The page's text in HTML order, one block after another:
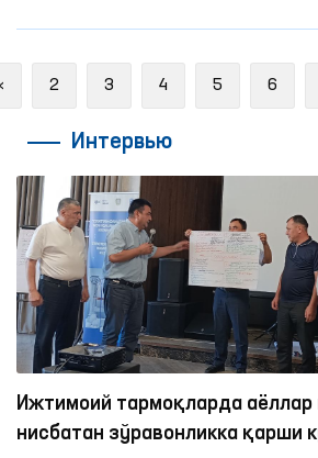
Previous
2 3 4 5 6
Интервью
Ижтимоий тармоқларда аёллар
нисбатан зўравонликка қарши